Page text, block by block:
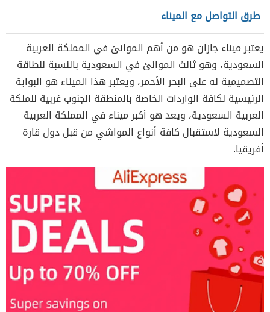
طرق التواصل مع الميناء
يعتبر ميناء جازان هو من أهم الموانئ في المملكة العربية
السعودية، وهو ثالث الموانئ في السعودية بالنسبة للطاقة
التصميمية له على البحر الأحمر، ويعتبر هذا الميناء هو البوابة
الرئيسية لكافة الواردات الخاصة بالمنطقة الجنوب غربية للملكة
العربية السعودية، ويعد هو أكبر ميناء في المملكة العربية
السعودية لاستقبال كافة أنواع المواشي من قبل دول قارة
أفريقيا.